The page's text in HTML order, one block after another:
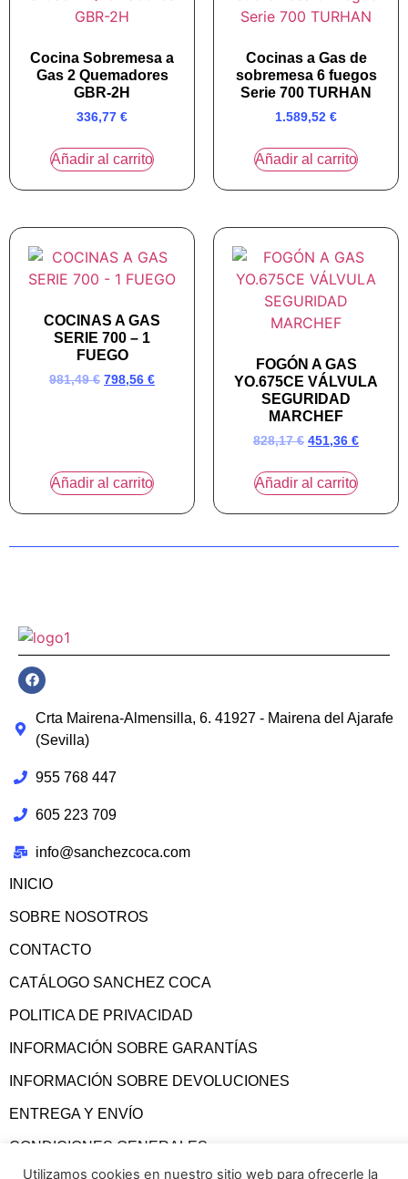
Cocina Sobremesa a
Gas 2 Quemadores
GBR-2H
336,77 €
Añadir al carrito
Cocinas a Gas de
sobremesa 6 fuegos
Serie 700 TURHAN
1.589,52 €
Añadir al carrito
COCINAS A GAS
SERIE 700 – 1
FUEGO
981,49€ 798,56 €
Añadir al carrito
FOGÓN A GAS
YO.675CE VÁLVULA
SEGURIDAD
MARCHEF
828,17€ 451,36 €
Añadir al carrito
Crta Mairena-Almensilla, 6. 41927 - Mairena del Ajarafe
(Sevilla)
955 768 447
605 223 709
info@sanchezcoca.com
INICIO
SOBRE NOSOTROS
CONTACTO
CATÁLOGO SANCHEZ COCA
POLITICA DE PRIVACIDAD
INFORMACIÓN SOBRE GARANTÍAS
INFORMACIÓN SOBRE DEVOLUCIONES
ENTREGA Y ENVÍO
CONDICIONES GENERALES
Utilizamos cookies en nuestro sitio web para ofrecerle la